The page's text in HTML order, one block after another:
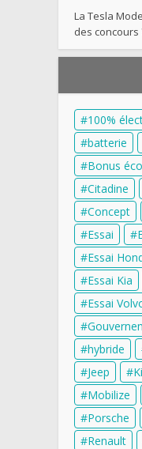
La Tesla
des concours
100%
batterie
Bonus
Citadine
Concept
Essai
Essai
Essai Kia
Essai
hybride
Jeep
Mobilize
Porsche
Renault